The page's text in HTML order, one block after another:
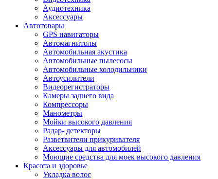
Аудиотехника
Аксессуары
Автотовары
GPS навигаторы
Автомагнитолы
Автомобильная акустика
Автомобильные пылесосы
Автомобильные холодильники
Автоусилители
Видеорегистраторы
Камеры заднего вида
Компрессоры
Манометры
Мойки высокого давления
Радар- детекторы
Разветвители прикуривателя
Аксессуары для автомобилей
Моющие средства для моек высокого давления
Красота и здоровье
Укладка волос